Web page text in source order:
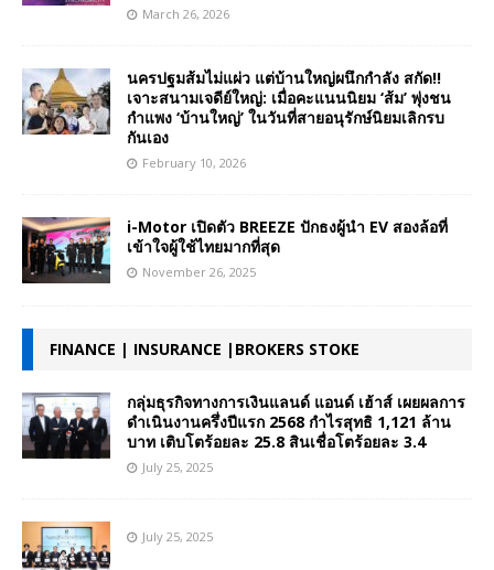
March 26, 2026
นครปฐมส้มไม่แผ่ว แต่บ้านใหญ่ผนึกกำลัง สกัด!!
เจาะสนามเจดีย์ใหญ่: เมื่อคะแนนนิยม ‘ส้ม’ พุ่งชน
กำแพง ‘บ้านใหญ่’ ในวันที่สายอนุรักษ์นิยมเลิกรบ
กันเอง
February 10, 2026
i-Motor เปิดตัว BREEZE ปักธงผู้นำ EV สองล้อที่
เข้าใจผู้ใช้ไทยมากที่สุด
November 26, 2025
FINANCE | INSURANCE |BROKERS STOKE
กลุ่มธุรกิจทางการเงินแลนด์ แอนด์ เฮ้าส์ เผยผลการ
ดำเนินงานครึ่งปีแรก 2568 กำไรสุทธิ 1,121 ล้าน
บาท เติบโตร้อยละ 25.8 สินเชื่อโตร้อยละ 3.4
July 25, 2025
July 25, 2025